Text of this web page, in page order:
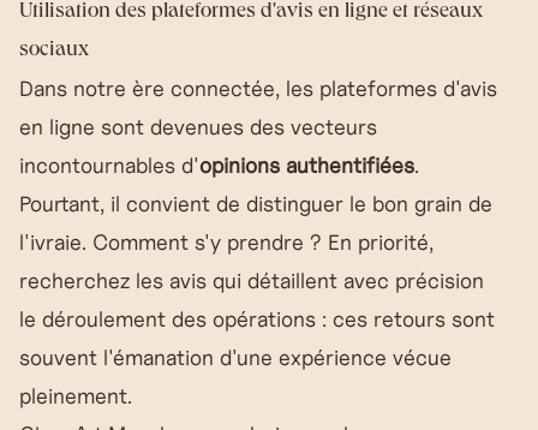
Utilisation des plateformes d'avis en ligne et réseaux
sociaux
Dans notre ère connectée, les plateformes d'avis
en ligne sont devenues des vecteurs
incontournables d'opinions authentifiées.
Pourtant, il convient de distinguer le bon grain de
l'ivraie. Comment s'y prendre ? En priorité,
recherchez les avis qui détaillent avec précision
le déroulement des opérations : ces retours sont
souvent l'émanation d'une expérience vécue
pleinement.